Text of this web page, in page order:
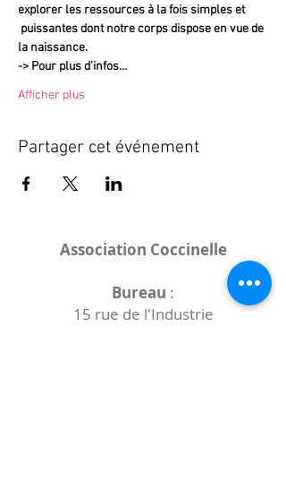
explorer les ressources à la fois simples et
puissantes dont notre corps dispose en vue de
la naissance.
-> Pour plus d'infos…
Afficher plus
Partager cet événement
Association Coccinelle
Bureau :
15 rue de l'Industrie